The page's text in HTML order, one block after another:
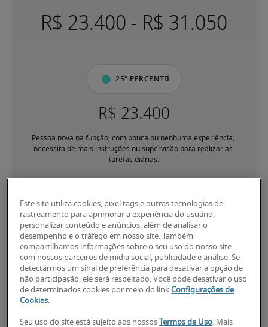
-
25º percentil
Pessoa nova na função, com pouca ou nenhuma experiência;
necessita de mais instruções ou supervisão para realizar as
tarefas diárias.
Tem experiência para desempenhar responsabilidades principais
de forma consistente, sem supervisão direta; pessoa
familiarizada com processos e assuntos relacionados ao cargo.
Este site utiliza cookies, pixel tags e outras tecnologias de
rastreamento para aprimorar a experiência do usuário,
personalizar conteúdo e anúncios, além de analisar o
desempenho e o tráfego em nosso site. Também
compartilhamos informações sobre o seu uso do nosso site
com nossos parceiros de mídia social, publicidade e análise. Se
detectarmos um sinal de preferência para desativar a opção de
não participação, ele será respeitado. Você pode desativar o uso
de determinados cookies por meio do linkConfigurações de
Cookies
Seu uso do site está sujeito aos nossos Termos de Uso . Mais